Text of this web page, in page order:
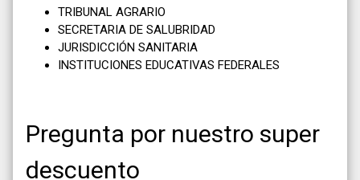
TRIBUNAL AGRARIO
SECRETARIA DE SALUBRIDAD
JURISDICCIÓN SANITARIA
INSTITUCIONES EDUCATIVAS FEDERALES
Pregunta por nuestro super
descuento